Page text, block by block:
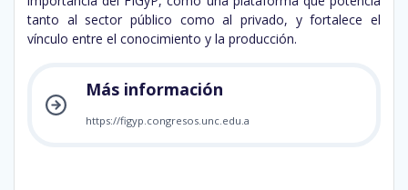
tanto al sector público como al privado, y fortalece el
vínculo entre el conocimiento y la producción.
Más información
https://figyp.congresos.unc.edu.a